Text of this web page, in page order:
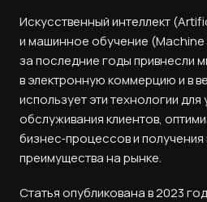
Искусственный интеллект
и машинное обучение (Machine
за последние годы привнесли
в электронную коммерцию и в
использует эти технологии
обслуживания клиентов,
бизнес‑процессов и
преимущества на рынке.
Статья опубликована в 2023